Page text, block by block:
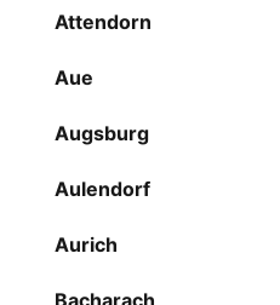
Attendorn
Aue
Augsburg
Aulendorf
Aurich